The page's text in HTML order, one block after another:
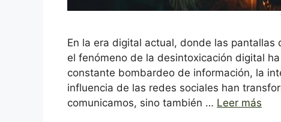
En la era digital actual, donde las
el fenómeno de la desintoxicación digital
constante bombardeo de información, la
influencia de las redes sociales han
comunicamos, sino también … Leer más